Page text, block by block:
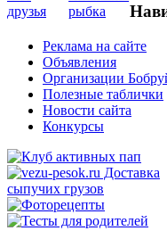
Реклама на сайте
Объявления
Организации
Полезные таблички
Новости сайта
Конкурсы